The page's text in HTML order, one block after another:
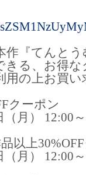
作『てんと
きる、お得
用の上お買
クーポン
月） 12:00
以上
月） 12:00